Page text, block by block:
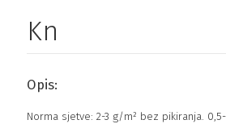
Kn
Opis:
Norma sjetve: 2-3 g/m² bez pikiranja.